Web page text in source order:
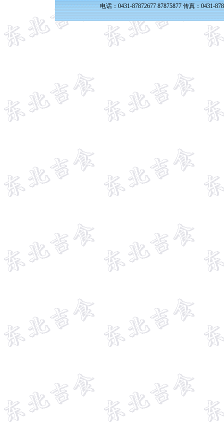
电话：0431-87872677 87875877 传真：0431-